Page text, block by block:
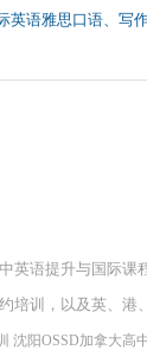
英语雅思口语、写作
英语提升与国际
培训，以及英、港
沈阳OSSD加拿大高